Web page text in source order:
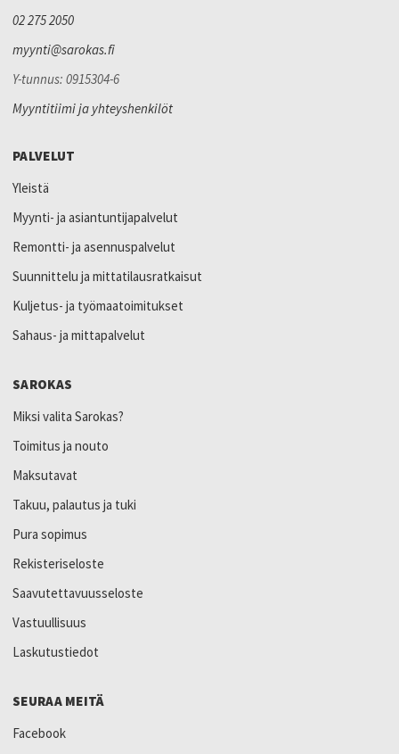
02 275 2050
myynti@sarokas.fi
Y-tunnus: 0915304-6
Myyntitiimi ja yhteyshenkilöt
PALVELUT
Yleistä
Myynti- ja asiantuntijapalvelut
Remontti- ja asennuspalvelut
Suunnittelu ja mittatilausratkaisut
Kuljetus- ja työmaatoimitukset
Sahaus- ja mittapalvelut
SAROKAS
Miksi valita Sarokas?
Toimitus ja nouto
Maksutavat
Takuu, palautus ja tuki
Pura sopimus
Rekisteriseloste
Saavutettavuusseloste
Vastuullisuus
Laskutustiedot
SEURAA MEITÄ
Facebook